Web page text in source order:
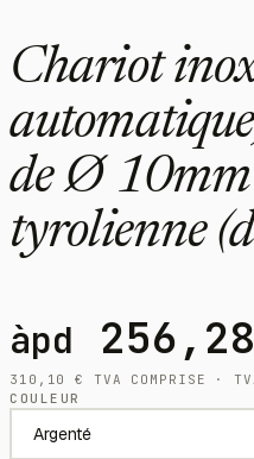
Chariot
de Ø
tyrolienne
àpd 256,28
310,10€
TVA COMPRISE ·
COULEUR